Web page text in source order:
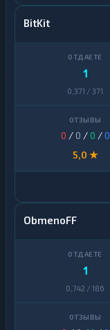
BitKit
1
0,371 / 371
0 / 0 /0 /0
5,0 ★
ObmenoFF
1
0,742 / 186